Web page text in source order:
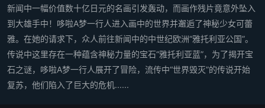
新闻中一幅价值数十亿日元的名画引发轰动，而画作残片竟意外坠入
到大雄手中！哆啦A梦一行人进入画中的世界并邂逅了神秘少女可蕾
雅。在她的请求下，众人前往新闻中的中世纪欧洲“雅托利亚公国”。
传说中这里存在一种蕴含神秘力量的宝石“雅托利亚蓝”，为了揭开宝
石之谜，哆啦A梦一行人展开了冒险，流传中“世界毁灭”的传说开始
复苏，他们陷入了巨大的危机......